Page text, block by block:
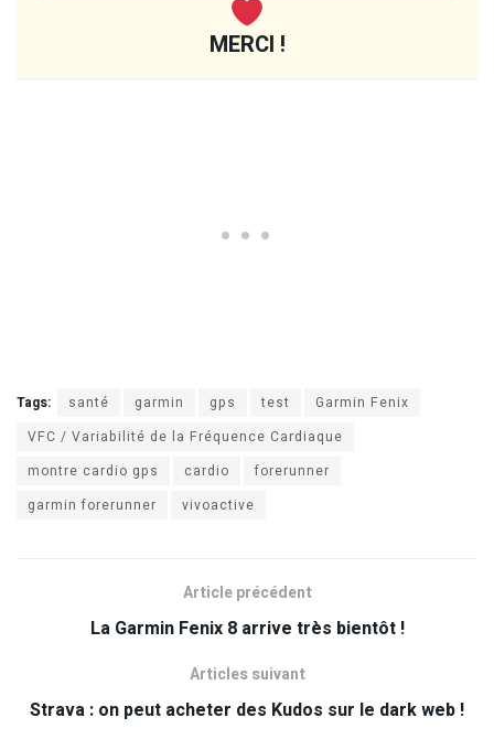
MERCI !
Tags: santé garmin gps test
Garmin Fenix
VFC / Variabilité de la Fréquence Cardiaque
montre cardio gps
cardio
forerunner
garmin forerunner
vivoactive
Article précédent
La Garmin Fenix 8 arrive très bientôt !
Articles suivant
Strava : on peut acheter des Kudos sur le dark web !